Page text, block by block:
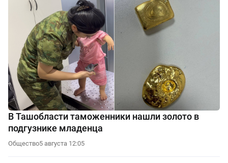
В Ташобласти таможенники нашли золото в
подгузнике младенца
Общество5 августа 12:05